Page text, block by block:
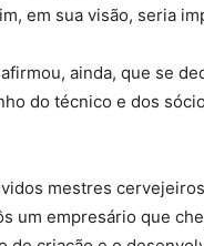
em sua visão, seria
ainda, que se
do técnico e dos
mestres
um empresário que